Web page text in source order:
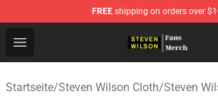
FREE shipping on orders over
Open menu
Steven Wilson Store - Official
Startseite/Steven Wilson Cloth/Steven